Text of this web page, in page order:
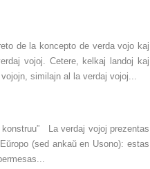
de la koncepto de verda vojo kaj
vojoj. Cetere, kelkaj landoj kaj
similajn al la verdaj vojoj...
La verdaj vojoj prezentas
(sed ankaŭ en Usono): estas